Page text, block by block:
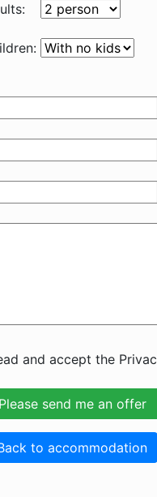
and accept the
to accommodation